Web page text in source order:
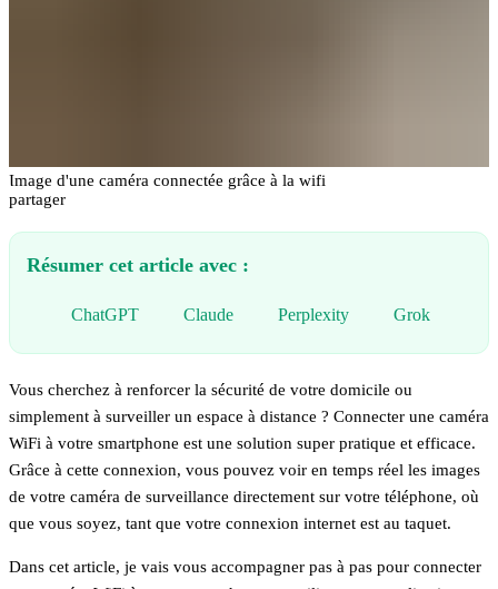
Image d'une caméra connectée grâce à la wifi
partager
Résumer cet article avec :
ChatGPT Claude Perplexity Grok
Vous cherchez à renforcer la sécurité de votre domicile ou
simplement à surveiller un espace à distance ? Connecter une caméra
WiFi à votre smartphone est une solution super pratique et efficace.
Grâce à cette connexion, vous pouvez voir en temps réel les images
de votre caméra de surveillance directement sur votre téléphone, où
que vous soyez, tant que votre connexion internet est au taquet.
Dans cet article, je vais vous accompagner pas à pas pour connecter